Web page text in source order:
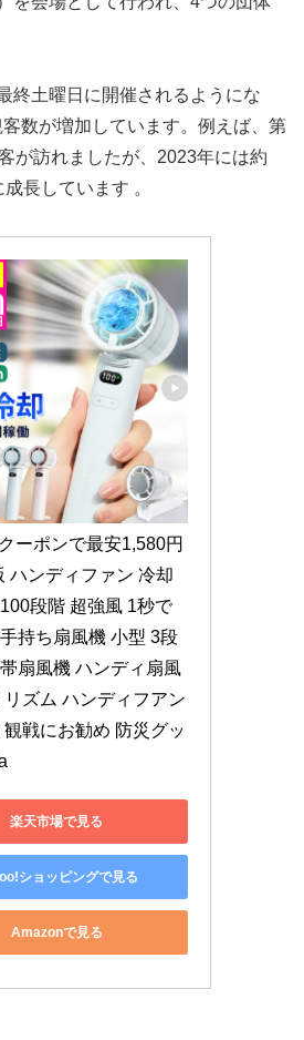
終土曜日に開催されるようにな
数が増加しています。例えば、第
が訪れましたが、2023年には約
長しています 。
ーポンで最安1,580円
ハンディファン 冷却
段階 超強風 1秒で
持ち扇風機 小型 3段
扇風機 ハンディ扇風
ズム ハンディフアン
戦にお勧め 防災グッ
楽天市場で見る
ショッピングで見る
Amazonで見る